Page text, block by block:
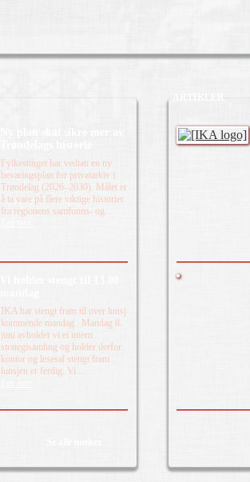
Fylkestinget har vedtatt en ny
bevaringsplan for privatarkiv i
Trøndelag (2026–2030). Målet er
å ta vare på flere viktige historier
fra regionens samfunns- og...
IKA har stengt fram til over lunsj
kommende mandag. Mandag 8.
juni avholder vi ei intern
strategisamling og holder derfor
kontor og lesesal stengt fram
lunsjen er ferdig. Vi...
ARTIKLER